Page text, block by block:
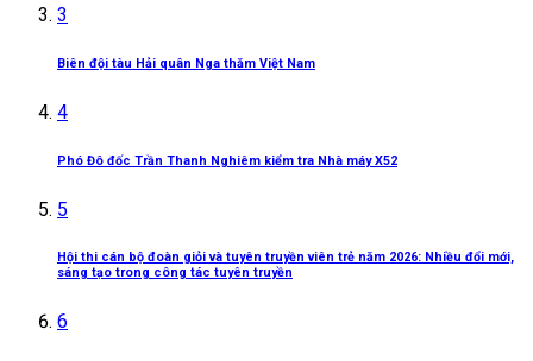
3
Biên đội tàu Hải quân Nga thăm Việt Nam
4
Phó Đô đốc Trần Thanh Nghiêm kiểm tra Nhà máy X52
5
Hội thi cán bộ đoàn giỏi và tuyên truyền viên trẻ năm 2026: Nhiều đổi mới,
sáng tạo trong công tác tuyên truyền
6